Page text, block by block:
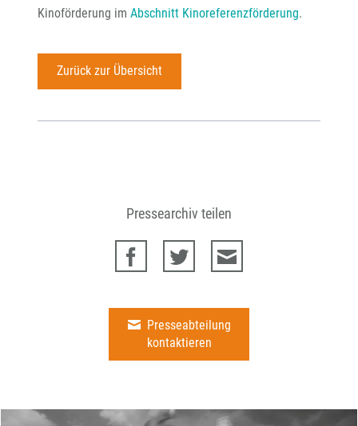
Kinoförderung im Abschnitt Kinoreferenzförderung.
Zurück zur Übersicht
Pressearchiv teilen
Presseabteilung
kontaktieren